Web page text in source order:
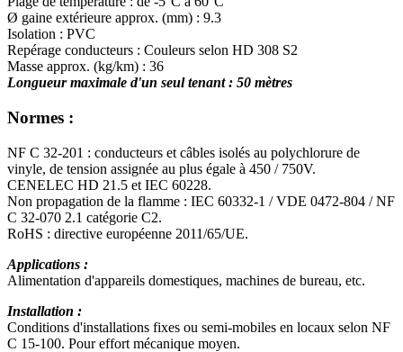
Ø gaine extérieure approx. (mm) : 9.3
Isolation : PVC
Repérage conducteurs : Couleurs selon HD 308 S2
Masse approx. (kg/km) : 36
Longueur maximale d'un seul tenant : 50 mètres
Normes :
NF C 32-201 : conducteurs et câbles isolés au polychlorure de
vinyle, de tension assignée au plus égale à 450 / 750V.
CENELEC HD 21.5 et IEC 60228.
Non propagation de la flamme : IEC 60332-1 / VDE 0472-804 / NF
C 32-070 2.1 catégorie C2.
RoHS : directive européenne 2011/65/UE.
Applications :
Alimentation d'appareils domestiques, machines de bureau, etc.
Installation :
Conditions d'installations fixes ou semi-mobiles en locaux selon NF
C 15-100. Pour effort mécanique moyen.